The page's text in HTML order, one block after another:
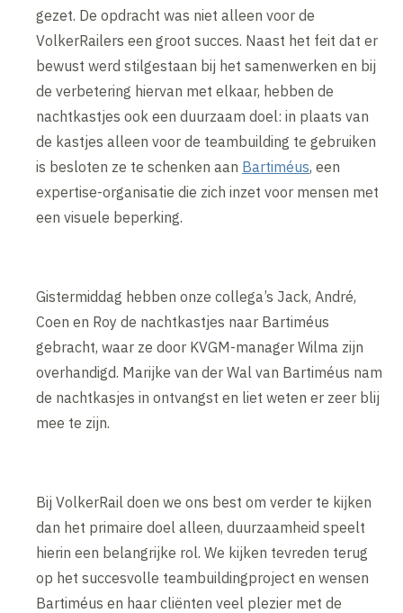
gezet. De opdracht was niet alleen voor de
VolkerRailers een groot succes. Naast het feit dat er
bewust werd stilgestaan bij het samenwerken en bij
de verbetering hiervan met elkaar, hebben de
nachtkastjes ook een duurzaam doel: in plaats van
de kastjes alleen voor de teambuilding te gebruiken
is besloten ze te schenken aan Bartiméus, een
expertise-organisatie die zich inzet voor mensen met
een visuele beperking.
Gistermiddag hebben onze collega’s Jack, André,
Coen en Roy de nachtkastjes naar Bartiméus
gebracht, waar ze door KVGM-manager Wilma zijn
overhandigd. Marijke van der Wal van Bartiméus nam
de nachtkasjes in ontvangst en liet weten er zeer blij
mee te zijn.
Bij VolkerRail doen we ons best om verder te kijken
dan het primaire doel alleen, duurzaamheid speelt
hierin een belangrijke rol. We kijken tevreden terug
op het succesvolle teambuildingproject en wensen
Bartiméus en haar cliënten veel plezier met de